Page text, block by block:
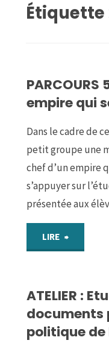
Étiquette
empire qui
Dans le cadre de
petit groupe une
chef d’un empire
s’appuyer sur
présentée aux
LIRE
:
ATELIER :
documents
politique de